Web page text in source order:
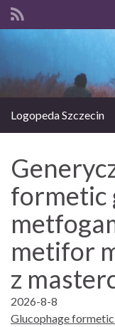
Logopeda Szczecin
formetic
metifor
z
2026-8-8
Glucophage